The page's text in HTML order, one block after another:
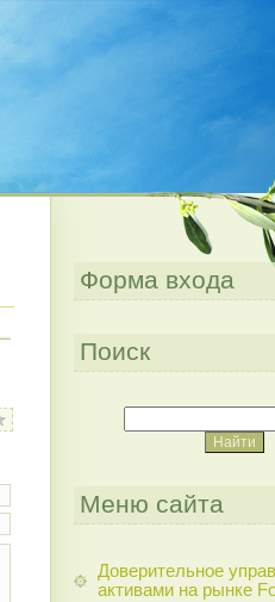
Форма входа
Поиск
Меню сайта
Доверительное
активами на рынке